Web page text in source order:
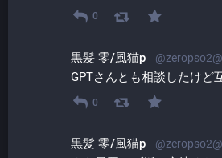
0
黒髪 零/風猫p
GPTさんとも相談したけど
0
黒髪 零/風猫p